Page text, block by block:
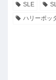
SLE
ハリーポッ